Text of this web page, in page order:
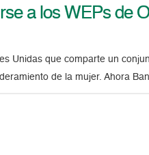
a los WEPs de
Unidas que comparte un
de la mujer. Ahora